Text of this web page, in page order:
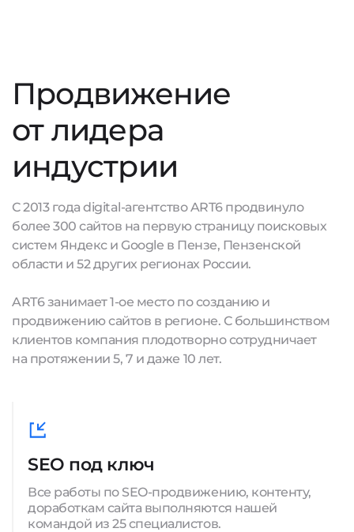
Продвижение
от лидера
индустрии
С 2013 года digital-агентство ART6 продвинуло
более 300 сайтов на первую страницу поисковых
систем Яндекс и Google в Пензе, Пензенской
области и 52 других регионах России.
ART6 занимает 1-ое место по созданию и
продвижению сайтов в регионе. С большинством
клиентов компания плодотворно сотрудничает
на протяжении 5, 7 и даже 10 лет.
SEO под ключ
Все работы по SEO-продвижению, контенту,
доработкам сайта выполняются нашей
командой из 25 специалистов.